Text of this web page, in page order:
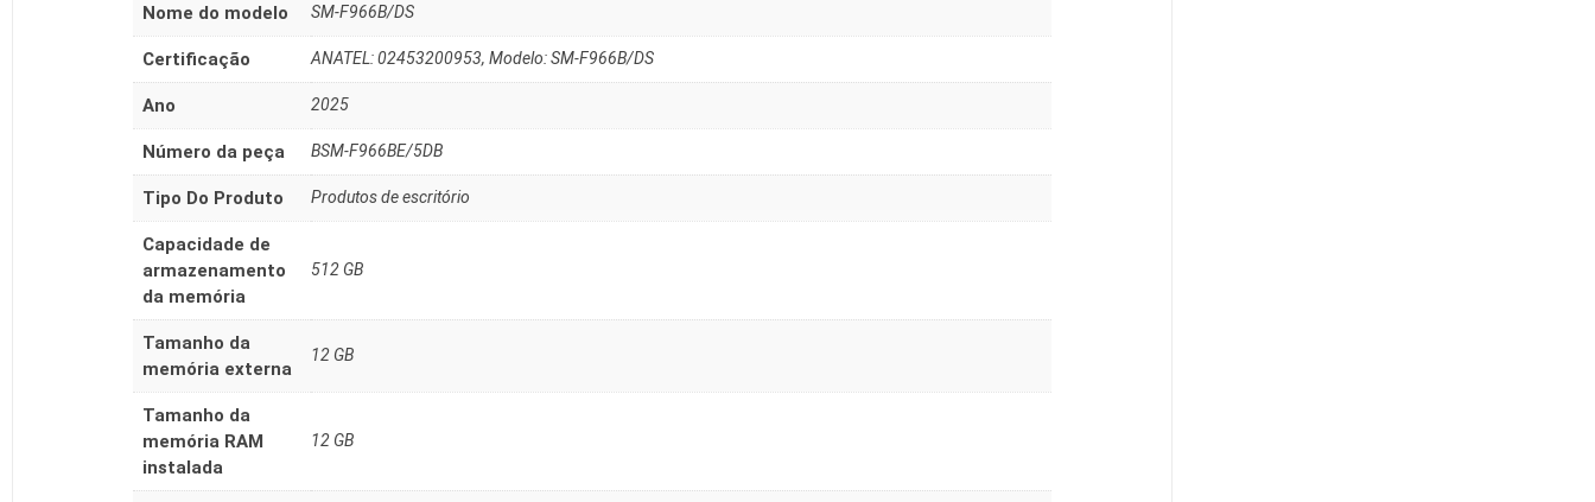
Nome do modelo ‎SM-F966B/DS
Certificação ‎ANATEL: 02453200953, Modelo: SM-F966B/DS
Ano ‎2025
Número da peça ‎BSM-F966BE/5DB
Tipo Do Produto ‎Produtos de escritório
Capacidade de
armazenamento
da memória
‎512 GB
Tamanho da
memória externa
‎12 GB
Tamanho da
memória RAM
instalada
‎12 GB